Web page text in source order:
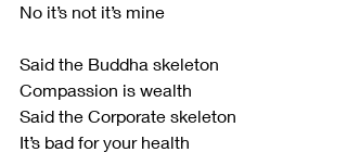
No it’s not it’s mine
Said the Buddha skeleton
Compassion is wealth
Said the Corporate skeleton
It’s bad for your health